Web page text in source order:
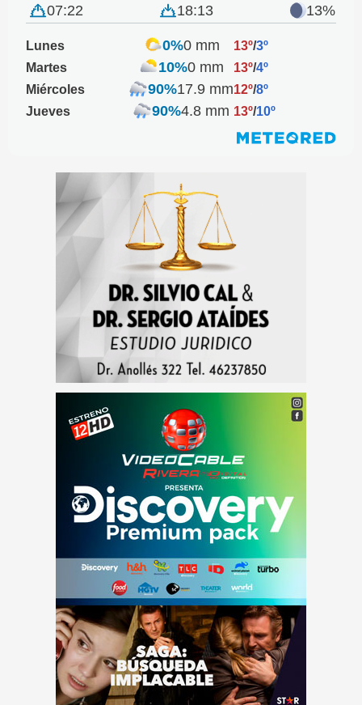
07:22 18:13 13%
Lunes 0%0 mm 13º/3º
Martes
10%0 mm 13º/4º
Miércoles
90%17.9 mm12º/8º
Jueves
90%4.8 mm 13º/10º